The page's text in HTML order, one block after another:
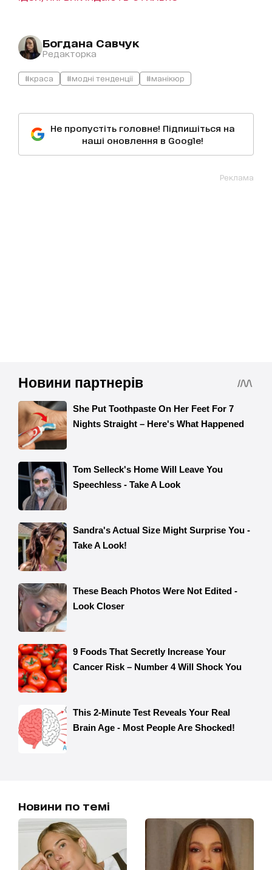
Богдана Савчук
Редакторка
#краса #модні тенденції #манікюр
Не пропустіть головне! Підпишіться на
наші оновлення в Google!
Реклама
Новини по темі